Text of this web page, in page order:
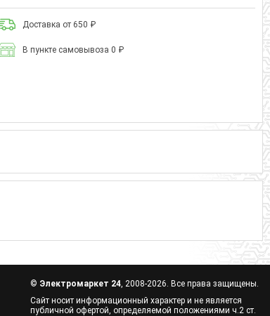
Доставка от 650 ₽
В пункте самовывоза 0 ₽
© Электромаркет 24, 2008-2026. Все права защищены.
Сайт носит информационный характер и не является
публичной офертой, определяемой положениями ч.2 ст.